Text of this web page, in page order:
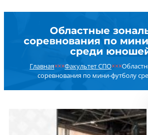
ДОПОБРАЗОВАНИЕ
ОБ УНИВЕРСИТЕТЕ
НОВОСТИ
РЕЗУЛЬТАТ ПОИСКА:
Областные
соревнования по
среди
Главная×××Факультет СПО×××
соревнования по мини-футболу